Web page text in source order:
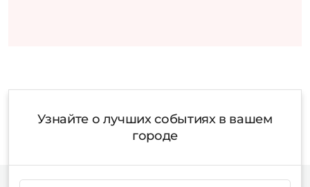
Узнайте о лучших событиях в вашем
городе